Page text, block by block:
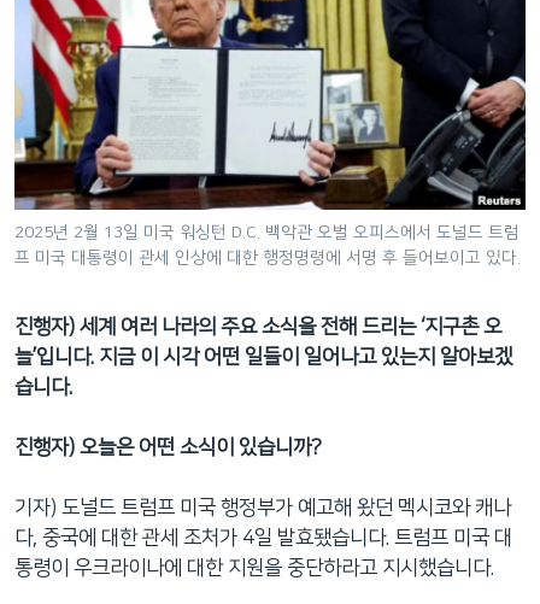
이
션
로
2025년 2월 13일 미국 워싱턴 D.C. 백악관 오벌 오피스에서 도널드 트럼
프 미국 대통령이 관세 인상에 대한 행정명령에 서명 후 들어보이고 있다.
진행자) 세계 여러 나라의 주요 소식을 전해 드리는 ‘지구촌 오
늘’입니다. 지금 이 시각 어떤 일들이 일어나고 있는지 알아보겠
습니다.
진행자) 오늘은 어떤 소식이 있습니까?
기자) 도널드 트럼프 미국 행정부가 예고해 왔던 멕시코와 캐나
다, 중국에 대한 관세 조처가 4일 발효됐습니다. 트럼프 미국 대
통령이 우크라이나에 대한 지원을 중단하라고 지시했습니다.